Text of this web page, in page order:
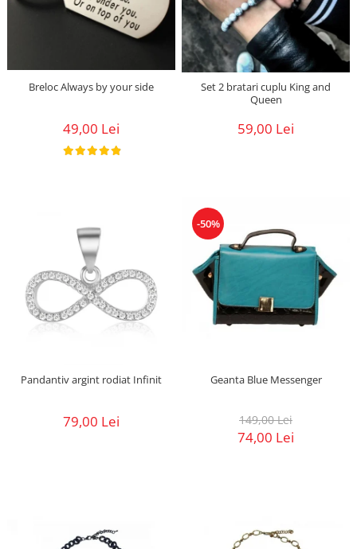
Breloc Always by your side
49,00 Lei
Set 2 bratari cuplu King and
Queen
59,00 Lei
Pandantiv argint rodiat Infinit
79,00 Lei
-50%
Geanta Blue Messenger
149,00 Lei
74,00 Lei